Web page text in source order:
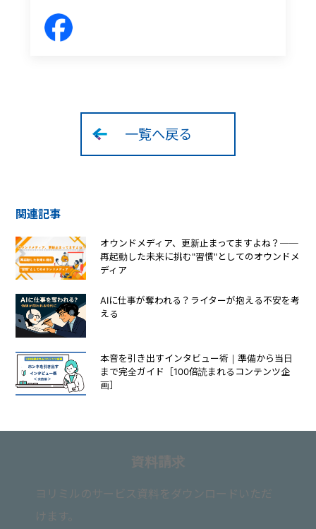
一覧へ戻る
関連記事
オウンドメディア、更新止まってますよね？──
再起動した未来に挑む"習慣"としてのオウンドメ
ディア
AIに仕事が奪われる？ライターが抱える不安を考
える
本音を引き出すインタビュー術｜準備から当日
まで完全ガイド［100倍読まれるコンテンツ企
画］
資料請求
ヨリミルのサービス資料をダウンロードいただ
けます。